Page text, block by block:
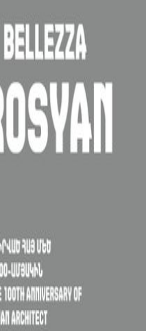
ՎԱՐՊԵՏԸ